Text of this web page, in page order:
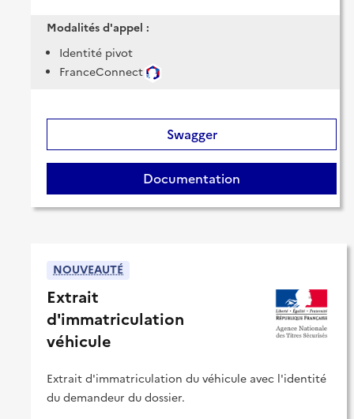
Modalités d'appel :
Identité pivot
FranceConnect
Swagger
Documentation
NOUVEAUTÉ
Extrait
d'immatriculation
véhicule
Extrait d'immatriculation du véhicule avec l'identité
du demandeur du dossier.